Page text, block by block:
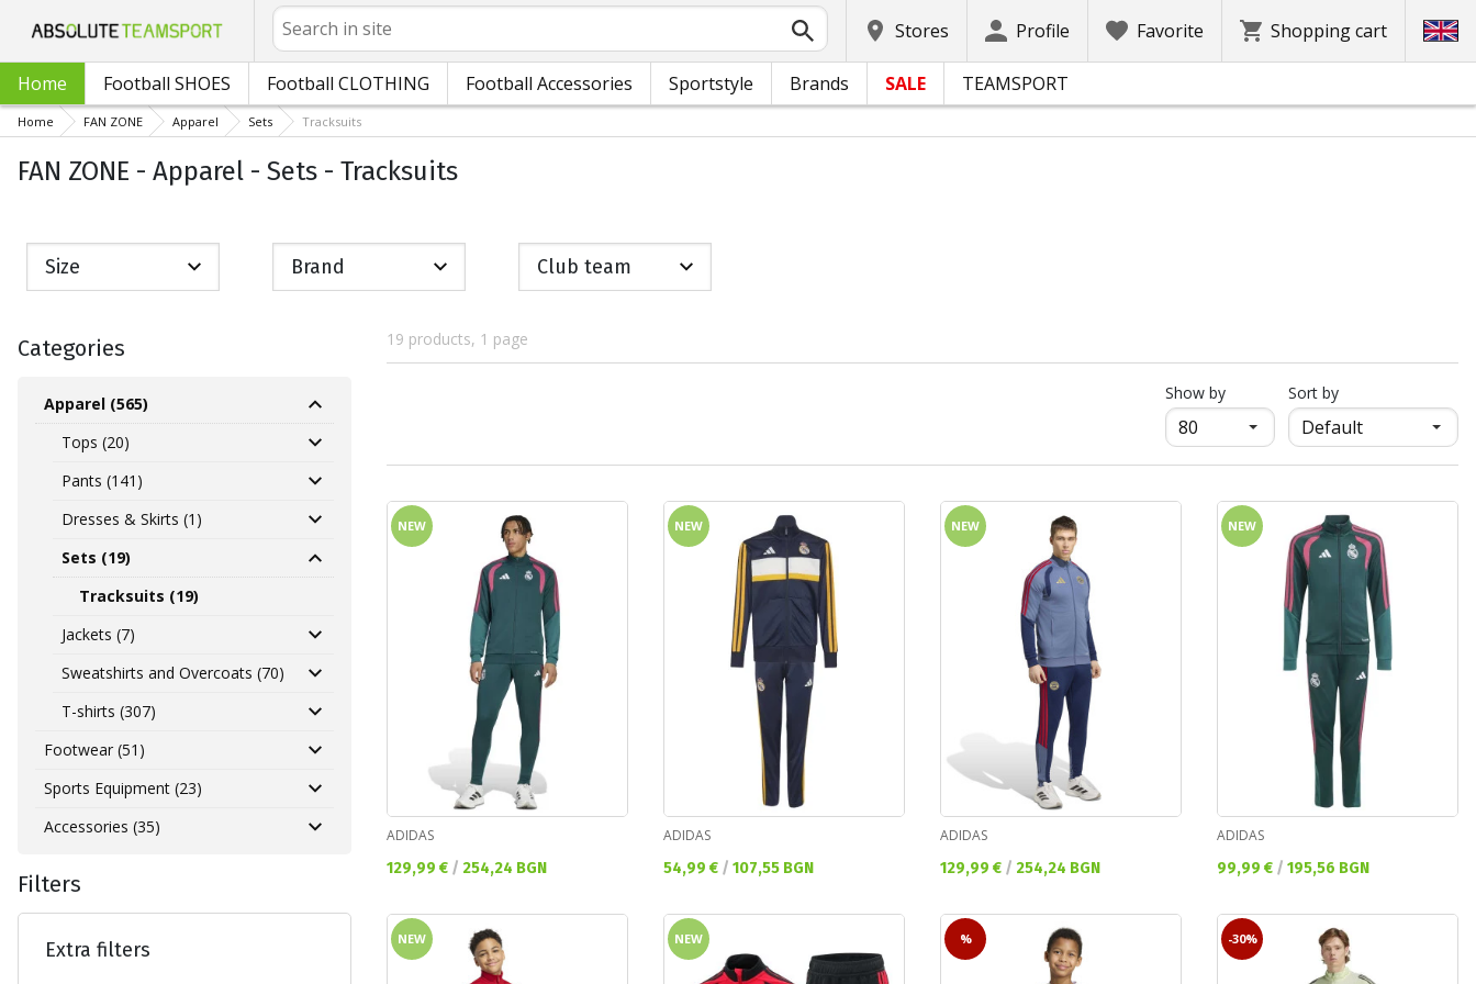
Search
Stores Profile Favorite Shopping cart
Home Football SHOES Football CLOTHING Football Accessories Sportstyle Brands SALE TEAMSPORT
Home FAN ZONE Apparel Sets Tracksuits
FAN ZONE - Apparel - Sets - Tracksuits
Size Brand Club team
Categories
Apparel (565)
Tops (20)
Pants (141)
Dresses & Skirts (1)
Sets (19)
Tracksuits (19)
Jackets (7)
Sweatshirts and Overcoats (70)
T-shirts (307)
Footwear (51)
Sports Equipment (23)
Accessories (35)
Filters
Extra filters
19 products, 1 page
Show byпродукти на страница
Sort by
NEW
ADIDAS
Текуща цена:
129,99 € / 254,24 BGN
NEW
ADIDAS
Текуща цена:
54,99 € / 107,55 BGN
NEW
ADIDAS
Текуща цена:
129,99 € / 254,24 BGN
NEW
ADIDAS
Текуща цена:
99,99 € / 195,56 BGN
NEW NEW % -30%